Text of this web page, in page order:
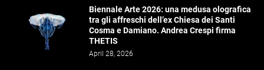
Biennale Arte 2026: una medusa olografica
tra gli affreschi dell’ex Chiesa dei Santi
Cosma e Damiano. Andrea Crespi firma
THETIS
April 28, 2026